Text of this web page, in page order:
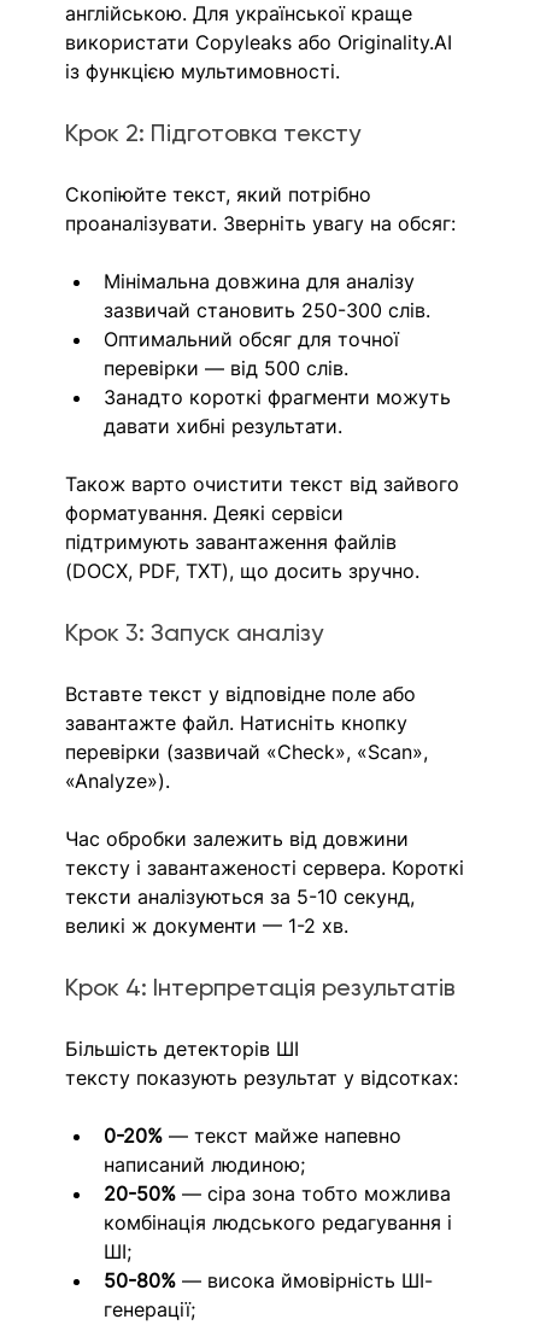
англійською. Для української краще
використати Copyleaks або Originality.AI
із функцією мультимовності.
Крок 2: Підготовка тексту
Скопіюйте текст, який потрібно
проаналізувати. Зверніть увагу на обсяг:
Мінімальна довжина для аналізу
зазвичай становить 250-300 слів.
Оптимальний обсяг для точної
перевірки — від 500 слів.
Занадто короткі фрагменти можуть
давати хибні результати.
Також варто очистити текст від зайвого
форматування. Деякі сервіси
підтримують завантаження файлів
(DOCX, PDF, TXT), що досить зручно.
Крок 3: Запуск аналізу
Вставте текст у відповідне поле або
завантажте файл. Натисніть кнопку
перевірки (зазвичай «Check», «Scan»,
«Analyze»).
Час обробки залежить від довжини
тексту і завантаженості сервера. Короткі
тексти аналізуються за 5-10 секунд,
великі ж документи — 1-2 хв.
Крок 4: Інтерпретація результатів
Більшість детекторів ШІ
тексту показують результат у відсотках:
0-20% — текст майже напевно
написаний людиною;
20-50% — сіра зона тобто можлива
комбінація людського редагування і
ШІ;
50-80% — висока ймовірність ШІ-
генерації;